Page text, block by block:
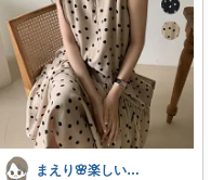
まえり🌸楽しい暮らし🍀